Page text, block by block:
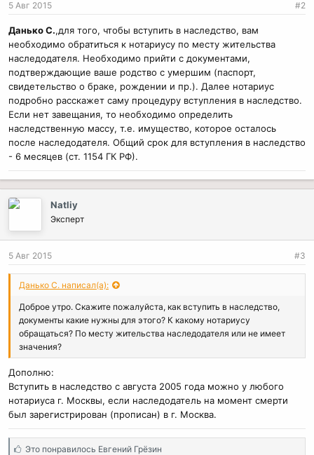
5 Авг 2015 #2
Данько С.,для того, чтобы вступить в наследство, вам
необходимо обратиться к нотариусу по месту жительства
наследодателя. Необходимо прийти с документами,
подтверждающие ваше родство с умершим (паспорт,
свидетельство о браке, рождении и пр.). Далее нотариус
подробно расскажет саму процедуру вступления в наследство.
Если нет завещания, то необходимо определить
наследственную массу, т.е. имущество, которое осталось
после наследодателя. Общий срок для вступления в наследство
- 6 месяцев (ст. 1154 ГК РФ).
Natliy
Эксперт
5 Авг 2015 #3
Данько С. написал(а):
Доброе утро. Скажите пожалуйста, как вступить в наследство,
документы какие нужны для этого? К какому нотариусу
обращаться? По месту жительства наследодателя или не имеет
значения?
Дополню:
Вступить в наследство с августа 2005 года можно у любого
нотариуса г. Москвы, если наследодатель на момент смерти
был зарегистрирован (прописан) в г. Москва.
С
Это понравилось Евгений Грёзин